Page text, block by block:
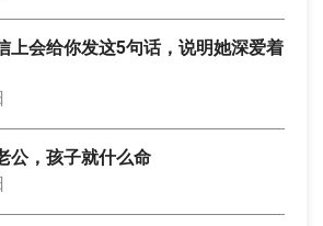
上会给你发这5句话，说明她深爱着
公，孩子就什么命